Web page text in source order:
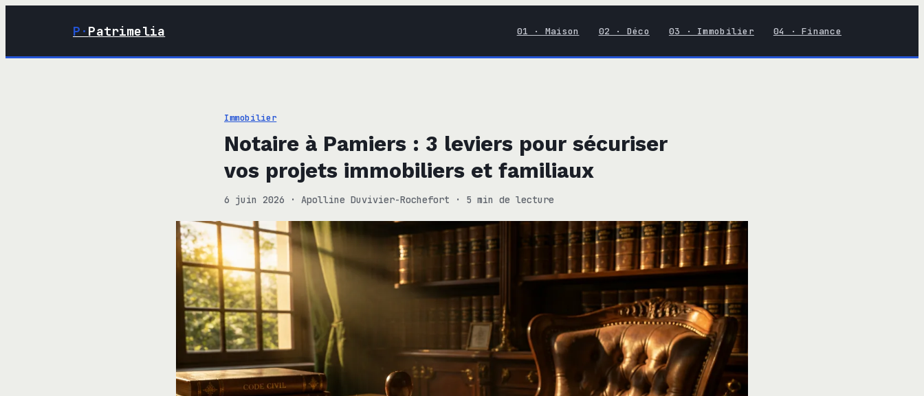
P· Patrimelia 01 · Maison 02 · Déco 03 · Immobilier 04 · Finance
Immobilier
Notaire à Pamiers : 3 leviers pour sécuriser
vos projets immobiliers et familiaux
6 juin 2026 · Apolline Duvivier-Rochefort · 5 min de lecture